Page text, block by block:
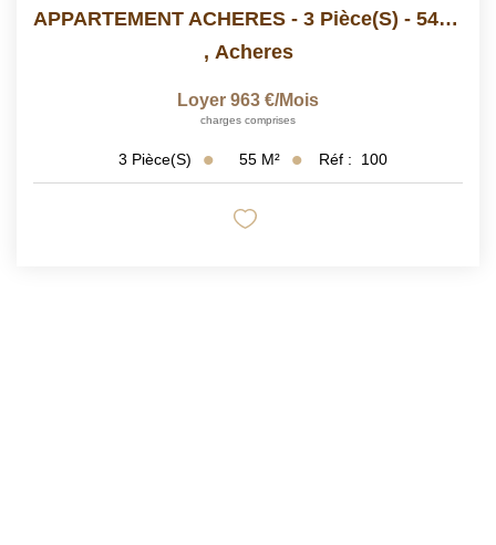
APPARTEMENT ACHERES - 3 Pièce(s) - 54.69 M2
, Acheres
Loyer 963 €/mois
charges comprises
3 Pièce(s) 55 M² Réf : 100